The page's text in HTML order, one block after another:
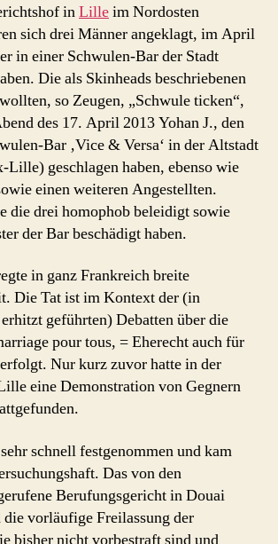
für
Gewaltattacke
in
Schwulenbar
(akt.4)
inLilleim Nordosten
sich drei Männer angeklagt, im April
in einer Schwulen-Bar der Stadt
Die als Skinheads beschriebenen
so Zeugen, „Schwule ticken“,
des 17. April 2013 Yohan J., den
Bar ‚Vice & Versa‘ in der Altstadt
geschlagen haben, ebenso wie
einen weiteren Angestellten.
die drei homophob beleidigt sowie
der Bar beschädigt haben.
in ganz Frankreich breite
Die Tat ist im Kontext der (in
geführten) Debatten über die
pour tous, = Eherecht auch für
Nur kurz zuvor hatte in der
eine Demonstration von Gegnern
schnell festgenommen und kam
Das von den
Berufungsgericht in Douai
die vorläufige Freilassung der
bisher nicht vorbestraft sind und